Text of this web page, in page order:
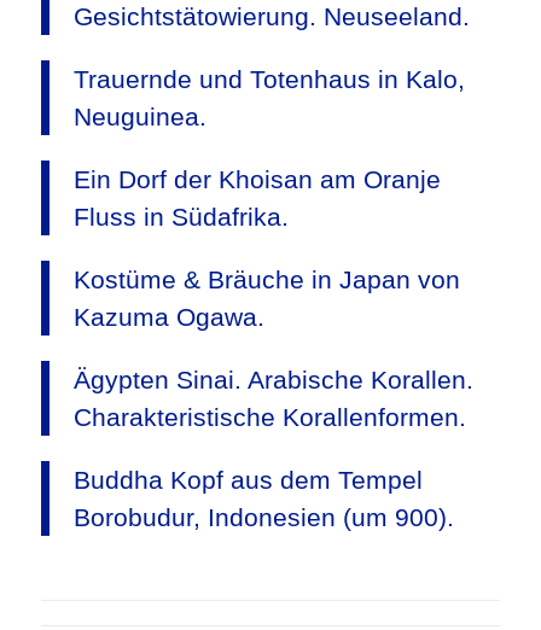
Gesichtstätowierung. Neuseeland.
Trauernde und Totenhaus in Kalo,
Neuguinea.
Ein Dorf der Khoisan am Oranje
Fluss in Südafrika.
Kostüme & Bräuche in Japan von
Kazuma Ogawa.
Ägypten Sinai. Arabische Korallen.
Charakteristische Korallenformen.
Buddha Kopf aus dem Tempel
Borobudur, Indonesien (um 900).